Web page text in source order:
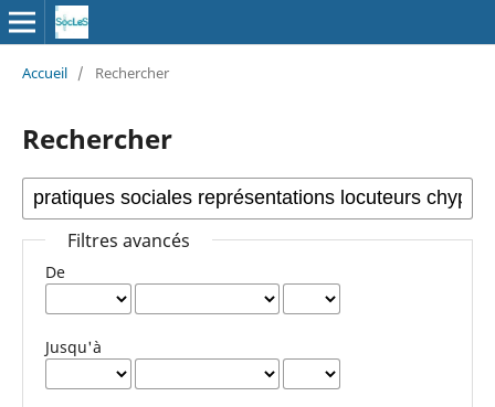
Accueil / Rechercher
Rechercher
Filtres avancés
De
Jusqu'à